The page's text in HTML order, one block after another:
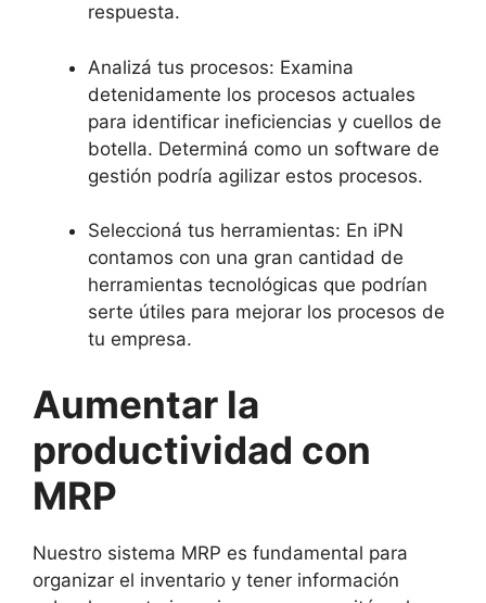
respuesta.
Analizá tus procesos: Examina
detenidamente los procesos actuales
para identificar ineficiencias y cuellos de
botella. Determiná como un software de
gestión podría agilizar estos procesos.
Seleccioná tus herramientas: En iPN
contamos con una gran cantidad de
herramientas tecnológicas que podrían
serte útiles para mejorar los procesos de
tu empresa.
Aumentar la
productividad con
MRP
Nuestro sistema MRP es fundamental para
organizar el inventario y tener información